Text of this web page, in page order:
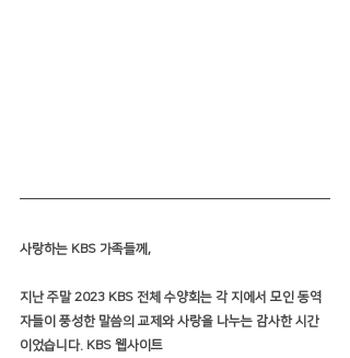
사랑하는 KBS 가족들께,
지난 주말 2023 KBS 전체 수양회는 각 지에서 모인 동역
자들이 풍성한 말씀의 교제와 사랑을 나누는 감사한 시간
이었습니다. KBS 웹사이트